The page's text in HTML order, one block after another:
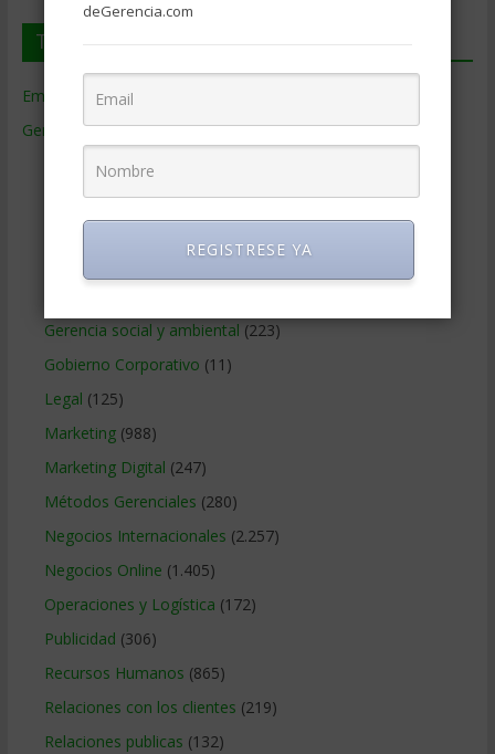
Temas de Gerencia
Empresas de Gerencia
Gerencia(9.477)
Contabilidad(466)
Educacion Gerencial(454)
Estrategia Empresarial(304)
Gerencia social y ambiental (223)
Gobierno Corporativo (11)
Legal (125)
Marketing(988)
Marketing Digital (247)
Métodos Gerenciales (280)
Negocios Internacionales (2.257)
Negocios Online (1.405)
Operaciones y Logística (172)
Publicidad (306)
Recursos Humanos (865)
Relaciones con los clientes (219)
Relaciones publicas (132)
deGerencia.com
REGISTRESE YA